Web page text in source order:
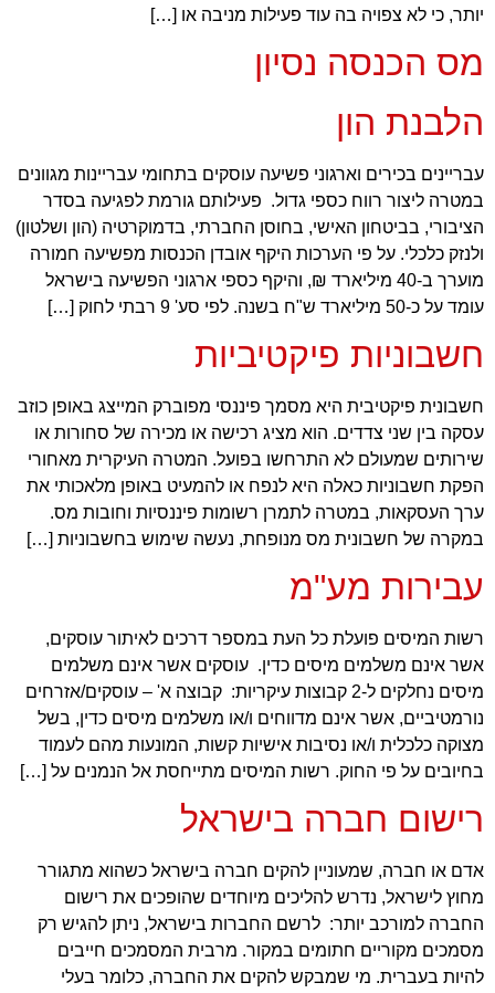
יותר, כי לא צפויה בה עוד פעילות מניבה או […]
מס הכנסה נסיון
הלבנת הון
עבריינים בכירים וארגוני פשיעה עוסקים בתחומי עבריינות מגוונים
במטרה ליצור רווח כספי גדול. פעילותם גורמת לפגיעה בסדר
הציבורי, בביטחון האישי, בחוסן החברתי, בדמוקרטיה (הון ושלטון)
ולנזק כלכלי. על פי הערכות היקף אובדן הכנסות מפשיעה חמורה
מוערך ב-40 מיליארד ₪, והיקף כספי ארגוני הפשיעה בישראל
עומד על כ-50 מיליארד ש"ח בשנה. לפי סע' 9 רבתי לחוק […]
חשבוניות פיקטיביות
חשבונית פיקטיבית היא מסמך פיננסי מפוברק המייצג באופן כוזב
עסקה בין שני צדדים. הוא מציג רכישה או מכירה של סחורות או
שירותים שמעולם לא התרחשו בפועל. המטרה העיקרית מאחורי
הפקת חשבוניות כאלה היא לנפח או להמעיט באופן מלאכותי את
ערך העסקאות, במטרה לתמרן רשומות פיננסיות וחובות מס.
במקרה של חשבונית מס מנופחת, נעשה שימוש בחשבוניות […]
עבירות מע"מ
רשות המיסים פועלת כל העת במספר דרכים לאיתור עוסקים,
אשר אינם משלמים מיסים כדין. עוסקים אשר אינם משלמים
מיסים נחלקים ל-2 קבוצות עיקריות: קבוצה א' – עוסקים/אזרחים
נורמטיביים, אשר אינם מדווחים ו/או משלמים מיסים כדין, בשל
מצוקה כלכלית ו/או נסיבות אישיות קשות, המונעות מהם לעמוד
בחיובים על פי החוק. רשות המיסים מתייחסת אל הנמנים על […]
רישום חברה בישראל
אדם או חברה, שמעוניין להקים חברה בישראל כשהוא מתגורר
מחוץ לישראל, נדרש להליכים מיוחדים שהופכים את רישום
החברה למורכב יותר: לרשם החברות בישראל, ניתן להגיש רק
מסמכים מקוריים חתומים במקור. מרבית המסמכים חייבים
להיות בעברית. מי שמבקש להקים את החברה, כלומר בעלי